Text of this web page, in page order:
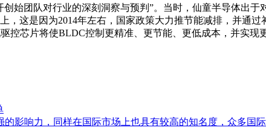
始团队对行业的深刻洞察与预判”。当时，仙童半导体出
，这是因为2014年左右，国家政策大力推节能减排，并通
控芯片将使BLDC控制更精准、更节能、更低成本，并实现
影响力，同样在国际市场上也具有较高的知名度，众多国